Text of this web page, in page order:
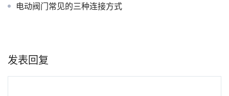
电动阀门常见的三种连接方式
发表回复